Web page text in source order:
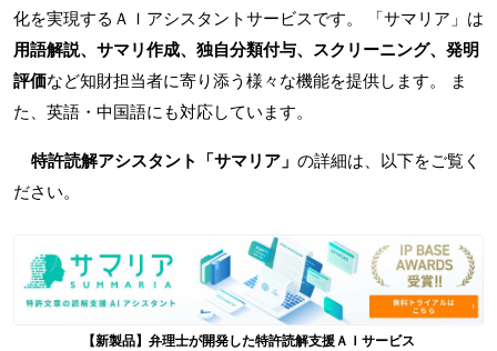
化を実現するＡＩアシスタントサービスです。 「サマリア」は
用語解説、サマリ作成、独自分類付与、スクリーニング、発明
評価など知財担当者に寄り添う様々な機能を提供します。 ま
た、英語・中国語にも対応しています。
特許読解アシスタント「サマリア」 の詳細は、以下をご覧く
ださい。
【新製品】弁理士が開発した特許読解支援ＡＩサービス